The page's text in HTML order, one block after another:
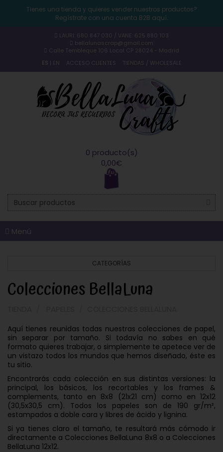
Tienes una tienda y quieres vender nuestros productos?
Regístrate con una cuenta B2B aquí.
LAURI: 680 847 030 / VANE: 625 880 103
bellalunascrap@gmail.com
Calle Tembleque 106 Local CP 28024 - Madrid
ES | EN ACCESO CLIENTES TIENDAS / WHOLESALE
0 producto(s)
0,00€
Menú
CATEGORÍAS
Colecciones BellaLuna
Aquí tienes reunidas todas nuestras colecciones de papel,
sin separar por tamaño. Si todavía no sabes en qué
formato quieres trabajar, o simplemente te apetece ver de
un vistazo todos los mundos que hemos diseñado, éste es
tu sitio.
Encontrarás cada colección en sus distintas versiones: la
principal, los básicos, los recortables y los frames &
complements, tanto en 8x8 (21x21 cm) como en 12x12
(30,5x30,5 cm). Todos los papeles son de 190 gr/m²,
estampados a doble cara y libres de ácido y lignina.
Si ya tienes claro el tamaño, te resultará más cómodo ir
directamente a Colecciones BellaLuna 8x8 o a Colecciones
BellaLuna 12x12.